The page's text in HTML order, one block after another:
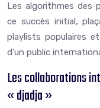
Les algorithmes des
ce succès initial,
playlists populaires
d’un public
Les collaborations
« djadja »